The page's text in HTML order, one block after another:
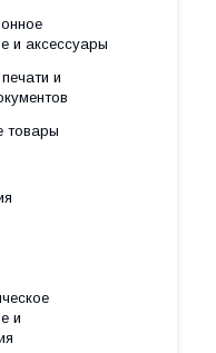
и аксессуары
и
товары
и